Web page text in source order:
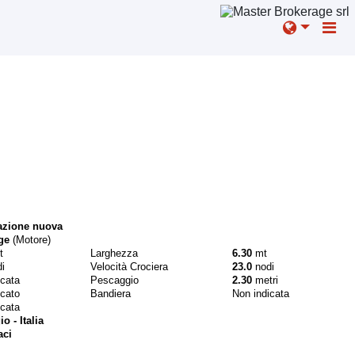
nuova
(Motore)
Larghezza 6.30 mt
Velocità Crociera 23.0 nodi
Pescaggio 2.30 metri
Bandiera
Non indicata
- Italia